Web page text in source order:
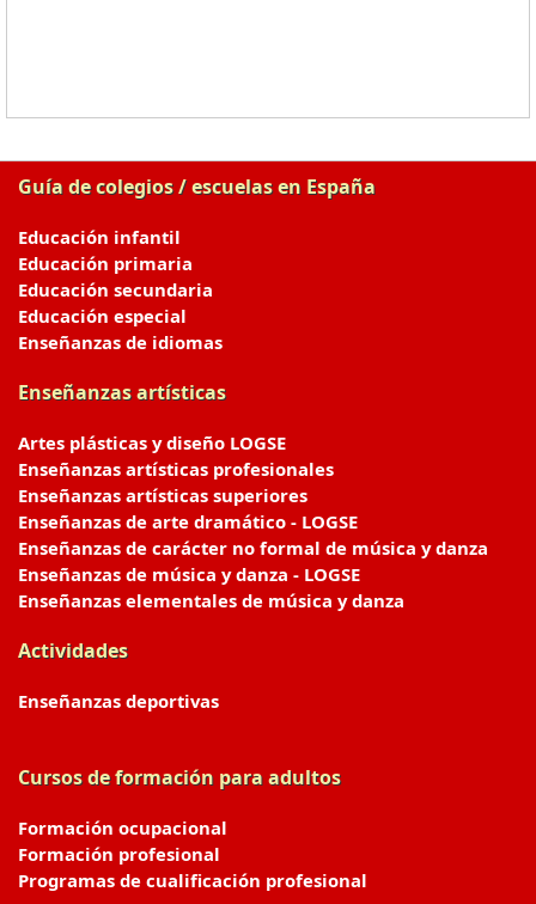
Guía de colegios / escuelas en España
Educación infantil
Educación primaria
Educación secundaria
Educación especial
Enseñanzas de idiomas
Enseñanzas artísticas
Artes plásticas y diseño LOGSE
Enseñanzas artísticas profesionales
Enseñanzas artísticas superiores
Enseñanzas de arte dramático - LOGSE
Enseñanzas de carácter no formal de música y danza
Enseñanzas de música y danza - LOGSE
Enseñanzas elementales de música y danza
Actividades
Enseñanzas deportivas
Cursos de formación para adultos
Formación ocupacional
Formación profesional
Programas de cualificación profesional